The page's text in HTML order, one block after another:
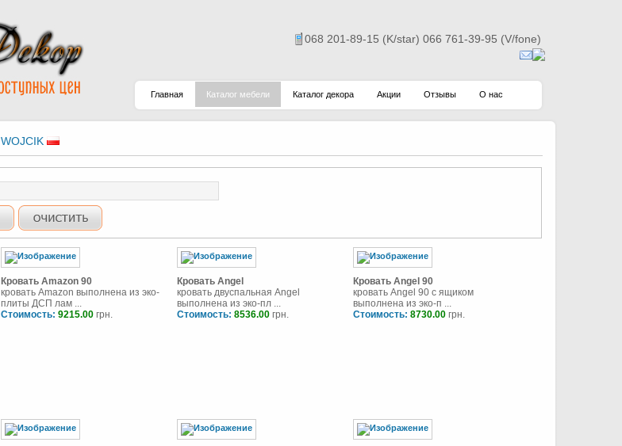
068 201-89-15 (K/star) 066 761-39-95 (V/fone)
Главная Каталог мебели Каталог декора Акции Отзывы О нас
WOJCIK
Кровать Amazon 90
кровать Amazon выполнена из эко-
плиты ДСП лам ...
Стоимость: 9215.00 грн.
Кровать Angel
кровать двуспальная Angel
выполнена из эко-пл ...
Стоимость: 8536.00 грн.
Кровать Angel 90
кровать Angel 90 с ящиком
выполнена из эко-п ...
Стоимость: 8730.00 грн.